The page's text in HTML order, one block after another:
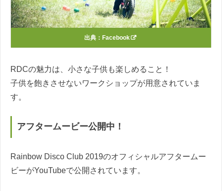
出典： Facebook
RDCの魅力は、小さな子供も楽しめること！
子供を飽きさせないワークショップが用意されていま
す。
アフタームービー公開中！
Rainbow Disco Club 2019のオフィシャルアフタームー
ビーがYouTubeで公開されています。